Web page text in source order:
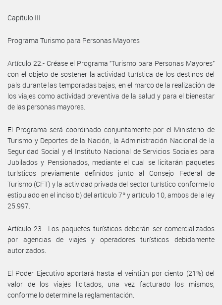
Capítulo III
Programa Turismo para Personas Mayores
Artículo 22.- Créase el Programa “Turismo para Personas Mayores”
con el objeto de sostener la actividad turística de los destinos del
país durante las temporadas bajas, en el marco de la realización de
los viajes como actividad preventiva de la salud y para el bienestar
de las personas mayores.
El Programa será coordinado conjuntamente por el Ministerio de
Turismo y Deportes de la Nación, la Administración Nacional de la
Seguridad Social y el Instituto Nacional de Servicios Sociales para
Jubilados y Pensionados, mediante el cual se licitarán paquetes
turísticos previamente definidos junto al Consejo Federal de
Turismo (CFT) y la actividad privada del sector turístico conforme lo
estipulado en el inciso b) del artículo 7º y artículo 10, ambos de la ley
25.997.
Artículo 23.- Los paquetes turísticos deberán ser comercializados
por agencias de viajes y operadores turísticos debidamente
autorizados.
El Poder Ejecutivo aportará hasta el veintiún por ciento (21%) del
valor de los viajes licitados, una vez facturado los mismos,
conforme lo determine la reglamentación.